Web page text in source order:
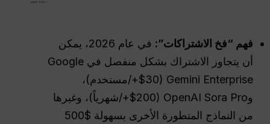
فهم “فخ الاشتراكات”:
في عام 2026، يمكن
أن يتجاوز الاشتراك بشكل منفصل في Google
Gemini Enterprise ($30+/مستخدم)،
وOpenAI Sora Pro ($200+/شهرياً)، وغيرها
من النماذج المتطورة الأخرى بسهولة $500